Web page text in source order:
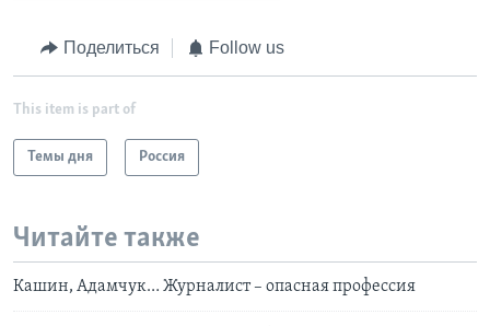
Поделиться Follow us
This item is part of
Темы дня Россия
Читайте также
Кашин, Адамчук… Журналист – опасная профессия